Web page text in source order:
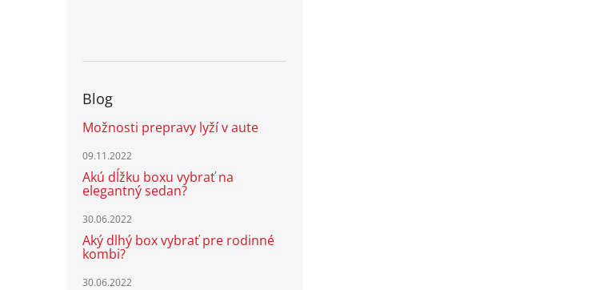
Blog
Možnosti prepravy lyží v aute
09.11.2022
Akú dĺžku boxu vybrať na
elegantný sedan?
30.06.2022
Aký dlhý box vybrať pre rodinné
kombi?
30.06.2022